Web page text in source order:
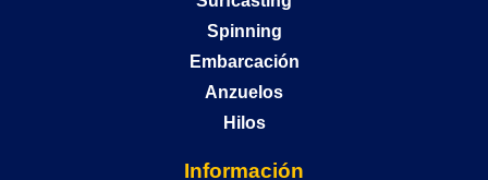
Spinning
Embarcación
Anzuelos
Hilos
Información